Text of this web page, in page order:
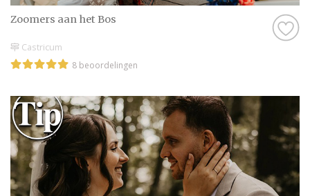
Zoomers aan het Bos
Castricum
8 beoordelingen